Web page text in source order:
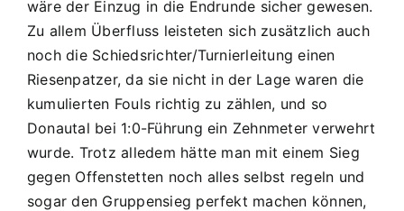
wäre der Einzug in die Endrunde sicher gewesen.
Zu allem Überfluss leisteten sich zusätzlich auch
noch die Schiedsrichter/Turnierleitung einen
Riesenpatzer, da sie nicht in der Lage waren die
kumulierten Fouls richtig zu zählen, und so
Donautal bei 1:0-Führung ein Zehnmeter verwehrt
wurde. Trotz alledem hätte man mit einem Sieg
gegen Offenstetten noch alles selbst regeln und
sogar den Gruppensieg perfekt machen können,